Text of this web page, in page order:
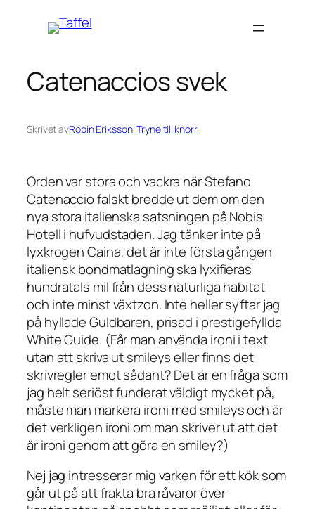
Catenaccios svek
Skrivet avRobin ErikssoniTryne till knorr
Orden var stora och vackra när Stefano
Catenaccio falskt bredde ut dem om den
nya stora italienska satsningen på Nobis
Hotell i hufvudstaden. Jag tänker inte på
lyxkrogen Caina, det är inte första gången
italiensk bondmatlagning ska lyxifieras
hundratals mil från dess naturliga habitat
och inte minst växtzon. Inte heller syftar jag
på hyllade Guldbaren, prisad i prestigefyllda
White Guide. (Får man använda ironi i text
utan att skriva ut smileys eller finns det
skrivregler emot sådant? Det är en fråga som
jag helt seriöst funderat väldigt mycket på,
måste man markera ironi med smileys och är
det verkligen ironi om man skriver ut att det
är ironi genom att göra en smiley?)
Nej jag intresserar mig varken för ett kök som
går ut på att frakta bra råvaror över